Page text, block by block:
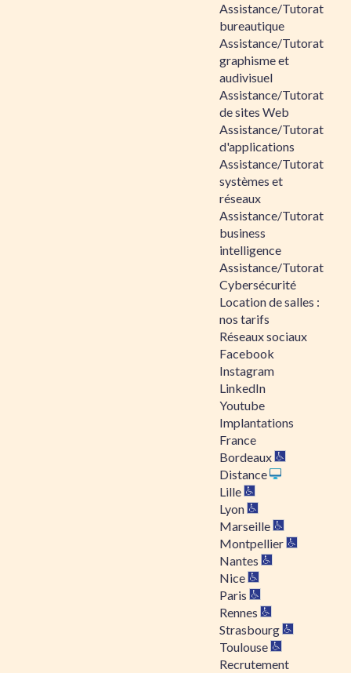
Assistance/Tutorat
bureautique
Assistance/Tutorat
graphisme et
audivisuel
Assistance/Tutorat
de sites Web
Assistance/Tutorat
d'applications
Assistance/Tutorat
systèmes et
réseaux
Assistance/Tutorat
business
intelligence
Assistance/Tutorat
Cybersécurité
Location de salles :
nos tarifs
Réseaux sociaux
Facebook
Instagram
LinkedIn
Youtube
Implantations
France
Bordeaux
Distance
Lille
Lyon
Marseille
Montpellier
Nantes
Nice
Paris
Rennes
Strasbourg
Toulouse
Recrutement